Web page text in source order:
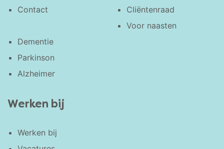
Contact
Cliëntenraad
Voor naasten
Dementie
Parkinson
Alzheimer
Werken bij
Werken bij